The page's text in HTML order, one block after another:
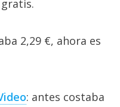
2,29 €, ahora es
: antes costaba